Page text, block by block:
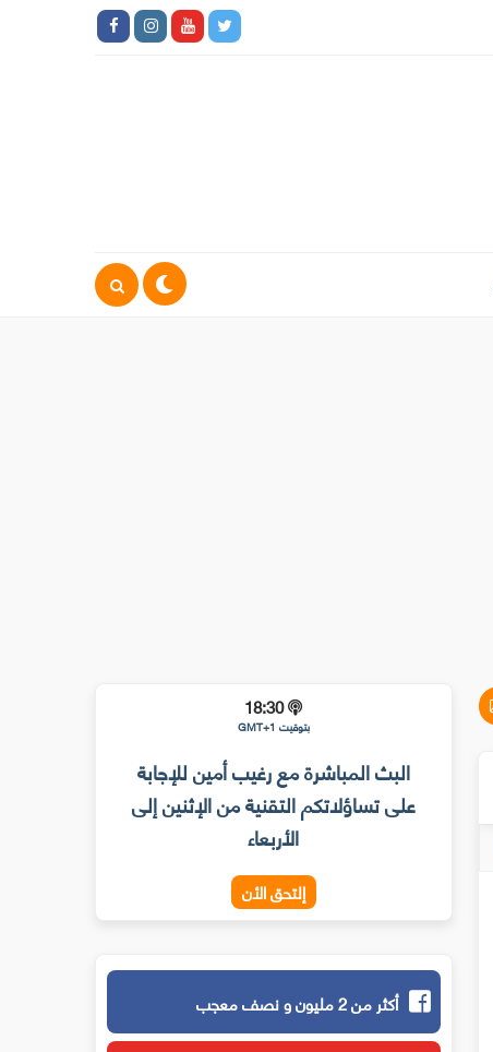
18:30
بتوقيت GMT+1
البث المباشرة مع رغيب أمين للإجابة
على تساؤلاتكم التقنية من الإثنين إلى
الأربعاء
إلتحق الأن
أكثر من 2 مليون و نصف معجب